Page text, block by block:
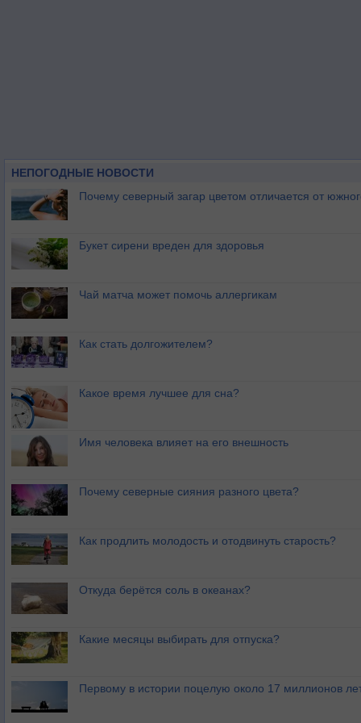
НЕПОГОДНЫЕ НОВОСТИ
Почему северный загар цветом отличается от
Букет сирени вреден для здоровья
Чай матча может помочь аллергикам
Как стать долгожителем?
Какое время лучшее для сна?
Имя человека влияет на его внешность
Почему северные сияния разного цвета?
Как продлить молодость и отодвинуть старость?
Откуда берётся соль в океанах?
Какие месяцы выбирать для отпуска?
Первому в истории поцелую около 17 миллионов